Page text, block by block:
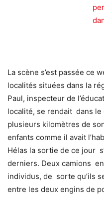
La scène s’est passée ce
localités situées dans la
Paul, inspecteur de
localité, se rendait dans le
plusieurs kilomètres de
enfants comme il avait
Hélas la sortie de ce jour
derniers. Deux camions
individus, de sorte qu’ils
entre les deux engins de